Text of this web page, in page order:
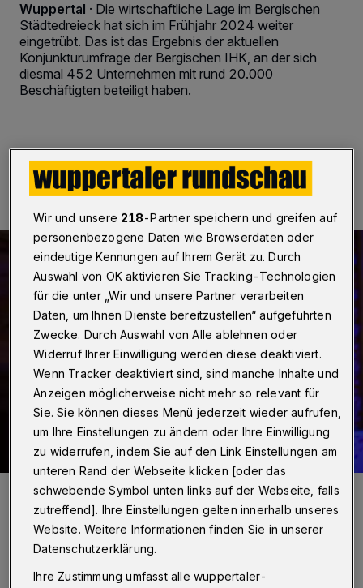
Wuppertal · Die wirtschaftliche Lage im Bergischen
Städtedreieck hat sich im Frühjahr 2024 weiter
eingetrübt. Das ist das Ergebnis der aktuellen
Konjunkturumfrage der Bergischen IHK, an der sich
diesmal 452 Unternehmen mit rund 20.000
Beschäftigten beteiligt haben.
13.05.2024 , 13:27 Uhr 2 Minuten Lesezeit
IHK-Präsident Henner Pasch.
Foto: Malte Reiter
Wir und unsere 218-Partner speichern und greifen auf
personenbezogene Daten wie Browserdaten oder
eindeutige Kennungen auf Ihrem Gerät zu. Durch
Auswahl von OK aktivieren Sie Tracking-Technologien
für die unter „Wir und unsere Partner verarbeiten
Daten, um Ihnen Dienste bereitzustellen“ aufgeführten
Zwecke. Durch Auswahl von Alle ablehnen oder
Widerruf Ihrer Einwilligung werden diese deaktiviert.
Wenn Tracker deaktiviert sind, sind manche Inhalte und
Anzeigen möglicherweise nicht mehr so relevant für
Sie. Sie können dieses Menü jederzeit wieder aufrufen,
um Ihre Einstellungen zu ändern oder Ihre Einwilligung
zu widerrufen, indem Sie auf den Link Einstellungen am
unteren Rand der Webseite klicken [oder das
schwebende Symbol unten links auf der Webseite, falls
zutreffend]. Ihre Einstellungen gelten innerhalb unseres
Website. Weitere Informationen finden Sie in unserer
Datenschutzerklärung.
Ihre Zustimmung umfasst alle wuppertaler-